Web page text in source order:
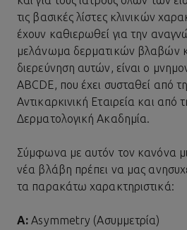
τις βασικές λίστες κλινικών
έχουν καθιερωθεί για την
μελάνωμα δερματικών βλαβών
διερεύνηση αυτών, είναι ο
ΑBCDE, που έχει συσταθεί από
Αντικαρκινική Εταιρεία και από
Δερματολογική Ακαδημία.
Σύμφωνα με αυτόν τον κανόνα
νέα βλάβη πρέπει να μας
τα παρακάτω χαρακτηριστικά:
Α: Asymmetry (Ασυμμετρία)